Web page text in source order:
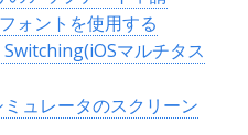
ォントを使用する
マルチタス
ュレータのスクリーン